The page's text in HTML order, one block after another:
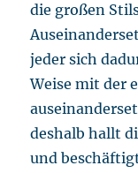
die großen
jeder sich
Weise mit der
deshalb hallt
und